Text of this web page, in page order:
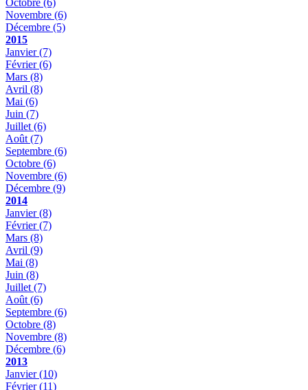
Novembre (6)
Décembre (5)
2015
Janvier(7)
Février(6)
Mars (8)
Avril (8)
Mai (6)
Juin (7)
Juillet (6)
Août (7)
Septembre (6)
Octobre (6)
Novembre (6)
Décembre (9)
2014
Janvier(8)
Février(7)
Mars (8)
Avril (9)
Mai (8)
Juin (8)
Juillet (7)
Août (6)
Septembre (6)
Octobre (8)
Novembre (8)
Décembre (6)
2013
Janvier(10)
Février(11)